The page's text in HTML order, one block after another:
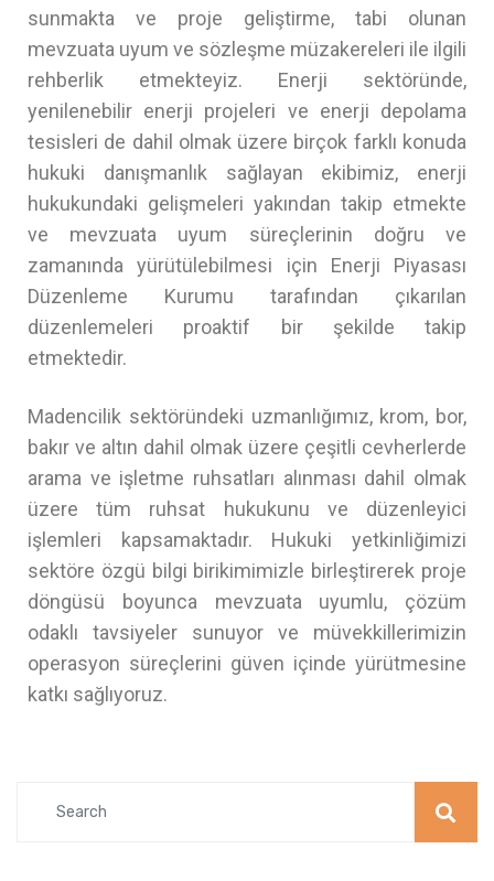
sunmakta ve proje geliştirme, tabi olunan
mevzuata uyum ve sözleşme müzakereleri ile ilgili
rehberlik etmekteyiz. Enerji sektöründe,
yenilenebilir enerji projeleri ve enerji depolama
tesisleri de dahil olmak üzere birçok farklı konuda
hukuki danışmanlık sağlayan ekibimiz, enerji
hukukundaki gelişmeleri yakından takip etmekte
ve mevzuata uyum süreçlerinin doğru ve
zamanında yürütülebilmesi için Enerji Piyasası
Düzenleme Kurumu tarafından çıkarılan
düzenlemeleri proaktif bir şekilde takip
etmektedir.
Madencilik sektöründeki uzmanlığımız, krom, bor,
bakır ve altın dahil olmak üzere çeşitli cevherlerde
arama ve işletme ruhsatları alınması dahil olmak
üzere tüm ruhsat hukukunu ve düzenleyici
işlemleri kapsamaktadır. Hukuki yetkinliğimizi
sektöre özgü bilgi birikimimizle birleştirerek proje
döngüsü boyunca mevzuata uyumlu, çözüm
odaklı tavsiyeler sunuyor ve müvekkillerimizin
operasyon süreçlerini güven içinde yürütmesine
katkı sağlıyoruz.